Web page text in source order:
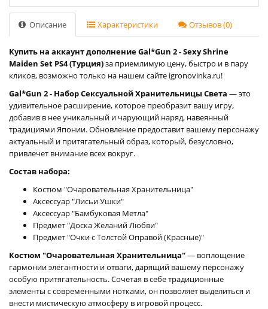
Описание Характеристики Отзывов (0)
Купить на аккаунт дополнение Gal*Gun 2 - Sexy Shrine
Maiden Set PS4 (Турция)за приемлимую цену, быстро и в пару
кликов, возможно только на нашем сайте igronovinka.ru!
Gal*Gun 2 - Набор Сексуальной Хранительницы Света — это
удивительное расширение, которое преобразит вашу игру,
добавив в нее уникальный и чарующий наряд, навеянный
традициями Японии. Обновление предоставит вашему персонажу
актуальный и притягательный образ, который, безусловно,
привлечет внимание всех вокруг.
Состав набора:
Костюм "Очаровательная Хранительница"
Аксессуар "Лисьи Ушки"
Аксессуар "Бамбуковая Метла"
Предмет "Доска Желаний Любви"
Предмет "Очки с Толстой Оправой (Красные)"
Костюм "Очаровательная Хранительница"— воплощение
гармонии элегантности и отваги, дарящий вашему персонажу
особую притягательность. Сочетая в себе традиционные
элементы с современными нотками, он позволяет выделиться и
внести мистическую атмосферу в игровой процесс.